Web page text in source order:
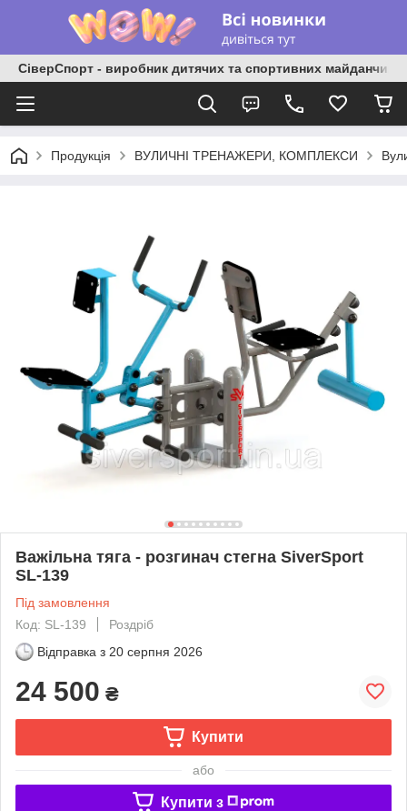
СіверСпорт - виробник дитячих та спортивних майданчиків
Продукція ВУЛИЧНІ ТРЕНАЖЕРИ, КОМПЛЕКСИ
Важільна тяга - розгинач стегна SiverSport
SL-139
Під замовлення
Код: SL-139
Роздріб
Відправка з 20 серпня 2026
24 500 ₴
Купити
або
Купити з